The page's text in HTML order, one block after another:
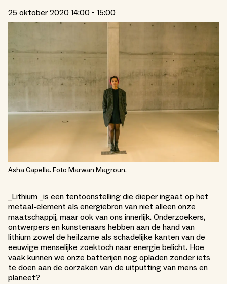
25 oktober 2020 14:00 - 15:00
Asha Capella. Foto Marwan Magroun.
Lithium _ is een tentoonstelling die dieper ingaat op het
metaal-element als energiebron van niet alleen onze
maatschappij, maar ook van ons innerlijk. Onderzoekers,
ontwerpers en kunstenaars hebben aan de hand van
lithium zowel de heilzame als schadelijke kanten van de
eeuwige menselijke zoektoch naar energie belicht. Hoe
vaak kunnen we onze batterijen nog opladen zonder iets
te doen aan de oorzaken van de uitputting van mens en
planeet?